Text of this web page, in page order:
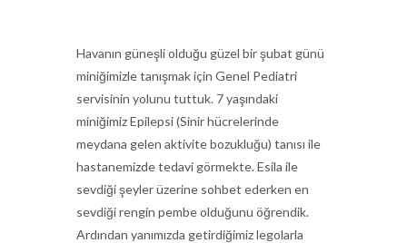
Havanın güneşli olduğu güzel bir şubat günü
miniğimizle tanışmak için Genel Pediatri
servisinin yolunu tuttuk. 7 yaşındaki
miniğimiz Epilepsi (Sinir hücrelerinde
meydana gelen aktivite bozukluğu) tanısı ile
hastanemizde tedavi görmekte. Esila ile
sevdiği şeyler üzerine sohbet ederken en
sevdiği rengin pembe olduğunu öğrendik.
Ardından yanımızda getirdiğimiz legolarla